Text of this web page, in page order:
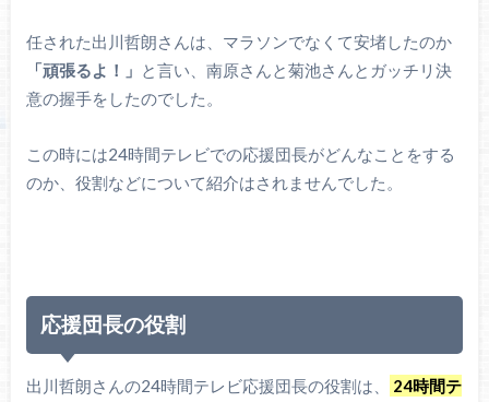
任された出川哲朗さんは、マラソンでなくて安堵したのか
「頑張るよ！」 と言い、南原さんと菊池さんとガッチリ決
意の握手をしたのでした。
この時には24時間テレビでの応援団長がどんなことをする
のか、役割などについて紹介はされませんでした。
応援団長の役割
出川哲朗さんの24時間テレビ応援団長の役割は、
24時間テ